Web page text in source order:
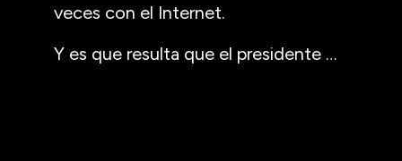
veces con el Internet.
Y es que resulta que el presidente …